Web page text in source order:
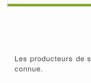
Les producteurs de
connue.